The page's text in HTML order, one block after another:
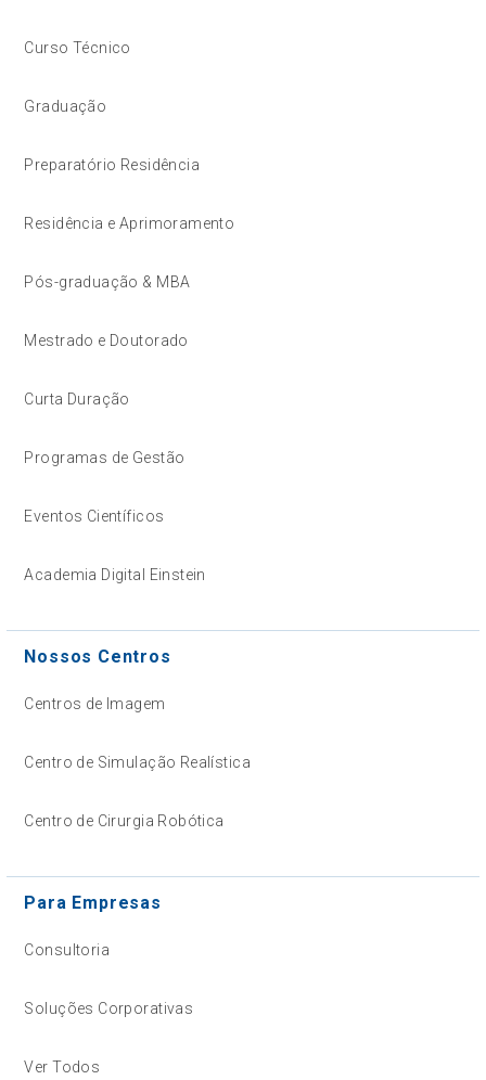
Curso Técnico
Graduação
Preparatório Residência
Residência e Aprimoramento
Pós-graduação & MBA
Mestrado e Doutorado
Curta Duração
Programas de Gestão
Eventos Científicos
Academia Digital Einstein
Nossos Centros
Centros de Imagem
Centro de Simulação Realística
Centro de Cirurgia Robótica
Para Empresas
Consultoria
Soluções Corporativas
Ver Todos